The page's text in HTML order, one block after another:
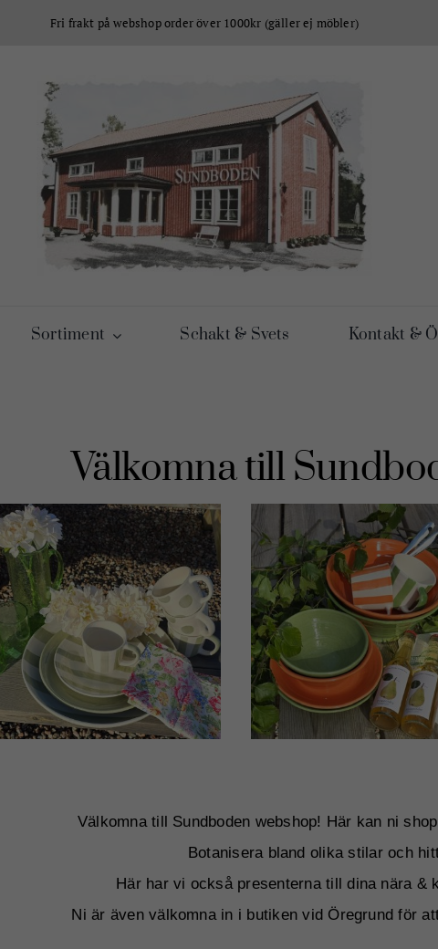
Fri frakt på webshop order över 1000kr (gäller ej möbler)
Sortiment Schakt & Svets Kontakt &
Välkomna till
Välkomna till Sundboden webshop! Här kan ni
Botanisera bland olika stilar och
Här har vi också presenterna till dina nära &
Ni är även välkomna in i butiken vid Öregrund för